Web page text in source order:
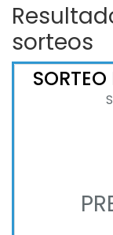
sorteos